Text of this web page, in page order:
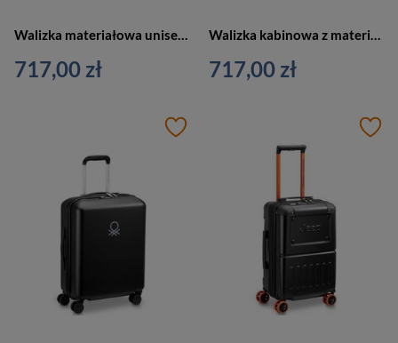
Walizka materiałowa unisex DELSEY PARIS Benetton UCB miękka kabinowa mała czarna
717,00 zł
Walizka kabinowa z materiału ABS unisex Delsey Benetton United 55 cm czarna
717,00 zł